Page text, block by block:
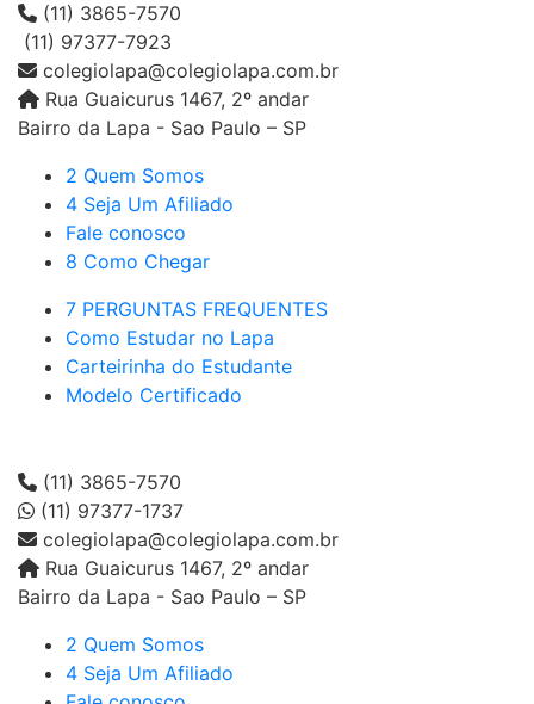
(11) 3865-7570
(11) 97377-7923
colegiolapa@colegiolapa.com.br
Rua Guaicurus 1467, 2º andar
Bairro da Lapa - Sao Paulo – SP
2 Quem Somos
4 Seja Um Afiliado
Fale conosco
8 Como Chegar
7 PERGUNTAS FREQUENTES
Como Estudar no Lapa
Carteirinha do Estudante
Modelo Certificado
(11) 3865-7570
(11) 97377-1737
colegiolapa@colegiolapa.com.br
Rua Guaicurus 1467, 2º andar
Bairro da Lapa - Sao Paulo – SP
2 Quem Somos
4 Seja Um Afiliado